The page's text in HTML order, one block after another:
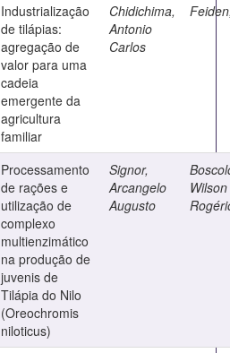
Industrialização
de tilápias:
agregação de
valor para uma
cadeia
emergente da
agricultura
familiar
Chidichima,
Antonio
Carlos
Processamento
de rações e
utilização de
complexo
multienzimático
na produção de
juvenis de
Tilápia do Nilo
(Oreochromis
niloticus)
Signor,
Arcangelo
Augusto
Wilson